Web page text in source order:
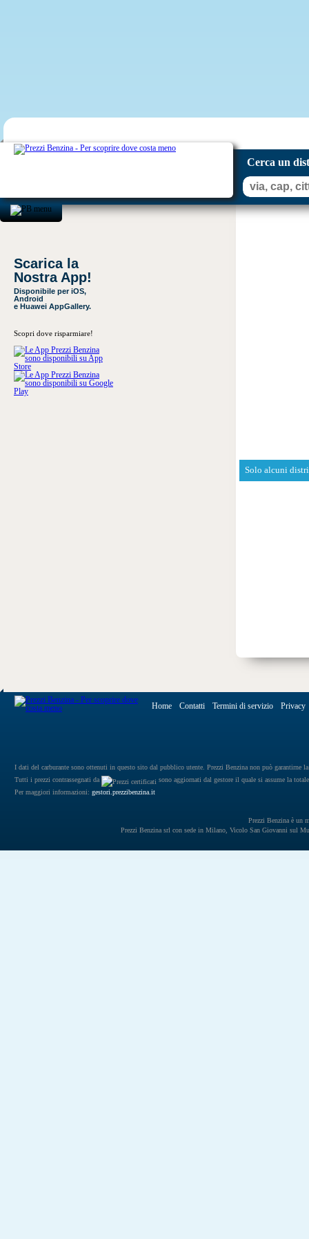
Cerca un
Scarica la
Nostra App!
Disponibile per iOS,
Android
e Huawei AppGallery.
Scopri dove risparmiare!
Solo alcuni
Home Contatti Termini di servizio Privacy
I dati del carburante sono ottenuti in questo sito dal pubblico utente. Prezzi Benzina non può garantirne
Tutti i prezzi contrassegnati da
sono aggiornati dal gestore il quale si assume la
Per maggiori informazioni: gestori.prezzibenzina.it
Prezzi Benzina è un
Prezzi Benzina srl con sede in Milano, Vicolo San Giovanni sul